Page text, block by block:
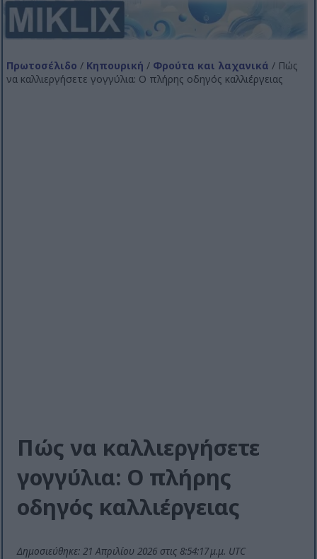
Πρωτοσέλιδο / Κηπουρική / Φρούτα και λαχανικά / Πώς
να καλλιεργήσετε γογγύλια: Ο πλήρης οδηγός καλλιέργειας
Πώς να καλλιεργήσετε
γογγύλια: Ο πλήρης
οδηγός καλλιέργειας
Δημοσιεύθηκε: 21 Απριλίου 2026 στις 8:54:17 μ.μ. UTC